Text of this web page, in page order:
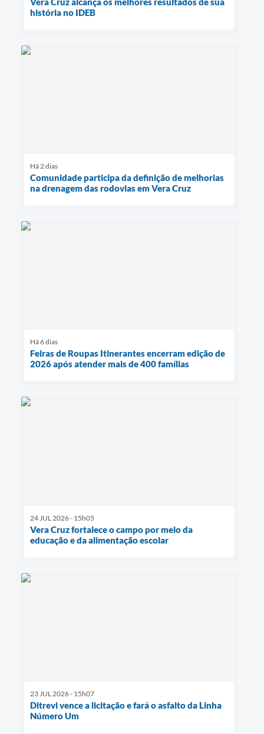
história no IDEB
Há 2 dias
Comunidade participa da definição de melhorias
na drenagem das rodovias em Vera Cruz
Há 6 dias
Feiras de Roupas Itinerantes encerram edição de
2026 após atender mais de 400 famílias
24 JUL 2026 - 15h05
Vera Cruz fortalece o campo por meio da
educação e da alimentação escolar
23 JUL 2026 - 15h07
Ditrevi vence a licitação e fará o asfalto da Linha
Número Um